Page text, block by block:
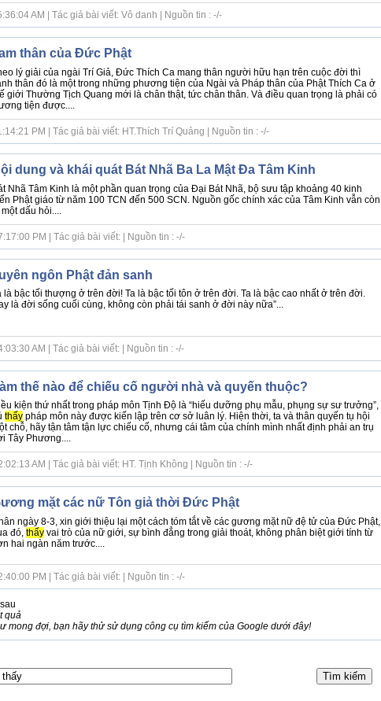
AM | Tác giả bài viết: Vô danh | Nguồn tin : -/-
thân của Đức Phật
lý giải của ngài Trí Giả, Đức Thích Ca mang thân người hữu hạn trên cuộc đời thì
thân đó là một trong những phương tiện của Ngài và Pháp thân của Phật Thích Ca ở
giới Thường Tịch Quang mới là chân thật, tức chân thân. Và điều quan trọng là phải có
tiện được....
PM | Tác giả bài viết: HT.Thích Trí Quảng | Nguồn tin : -/-
dung và khái quát Bát Nhã Ba La Mật Đa Tâm Kinh
Nhã Tâm Kinh là một phần quan trọng của Đại Bát Nhã, bộ sưu tập khoảng 40 kinh
Phật giáo từ năm 100 TCN đến 500 SCN. Nguồn gốc chính xác của Tâm Kinh vẫn còn
dấu hỏi....
PM | Tác giả bài viết: | Nguồn tin : -/-
ngôn Phật đản sanh
là bậc tối thượng ở trên đời! Ta là bậc tối tôn ở trên đời. Ta là bậc cao nhất ở trên đời.
là đời sống cuối cùng, không còn phải tái sanh ở đời này nữa”...
AM | Tác giả bài viết: | Nguồn tin : -/-
thế nào để chiếu cố người nhà và quyến thuộc?
kiện thứ nhất trong pháp môn Tịnh Độ là “hiếu dưỡng phụ mẫu, phụng sự sư trưởng”,
thấypháp môn này được kiến lập trên cơ sở luân lý. Hiện thời, ta và thân quyến tụ hội
chỗ, hãy tận tâm tận lực chiếu cố, nhưng cái tâm của chính mình nhất định phải an trụ
Tây Phương....
AM | Tác giả bài viết: HT. Tịnh Không | Nguồn tin : -/-
mặt các nữ Tôn giả thời Đức Phật
ngày 8-3, xin giới thiệu lại một cách tóm tắt về các gương mặt nữ đệ tử của Đức Phật,
đó, thấyvai trò của nữ giới, sự bình đẳng trong giải thoát, không phân biệt giới tính từ
hai ngàn năm trước....
PM | Tác giả bài viết: | Nguồn tin : -/-
quả
mong đợi, bạn hãy thử sử dụng công cụ tìm kiếm của Google dưới đây!